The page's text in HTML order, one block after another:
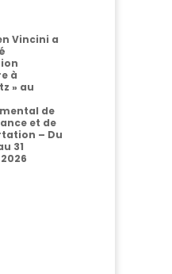
Vincini a
à
» au
de
et de
– Du
31